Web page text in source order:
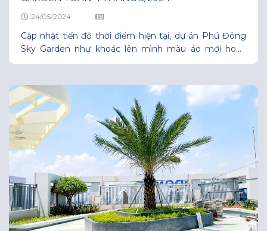
24/05/2024
Cập nhật tiến độ thời điểm hiện tại, dự án Phú Đông
Sky Garden như khoác lên mình màu áo mới hoàn
thiện hơn, phần sơn mặt ngoài của toà nhà thi công
hạng mục khác như: Tầng hầm cơ bản hoàn thành
khoảng 50%,